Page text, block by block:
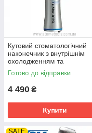
Кутовий стоматологічний
наконечник з внутрішнім
охолодженням та
фіброоптикою - NSK Ti-Max
X25L
Готово до відправки
4 490 ₴
Купити
SALE